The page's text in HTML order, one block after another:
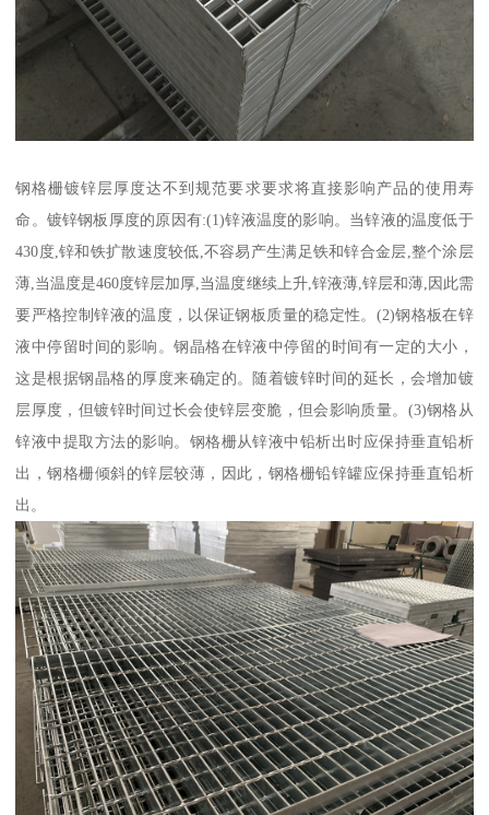
钢格栅镀锌层厚度达不到规范要求要求将直接影响产品的使用寿
命。镀锌钢板厚度的原因有:(1)锌液温度的影响。当锌液的温度低于
430度,锌和铁扩散速度较低,不容易产生满足铁和锌合金层,整个涂层
薄,当温度是460度锌层加厚,当温度继续上升,锌液薄,锌层和薄,因此需
要严格控制锌液的温度，以保证钢板质量的稳定性。(2)钢格板在锌
液中停留时间的影响。钢晶格在锌液中停留的时间有一定的大小，
这是根据钢晶格的厚度来确定的。随着镀锌时间的延长，会增加镀
层厚度，但镀锌时间过长会使锌层变脆，但会影响质量。(3)钢格从
锌液中提取方法的影响。钢格栅从锌液中铅析出时应保持垂直铅析
出，钢格栅倾斜的锌层较薄，因此，钢格栅铅锌罐应保持垂直铅析
出。